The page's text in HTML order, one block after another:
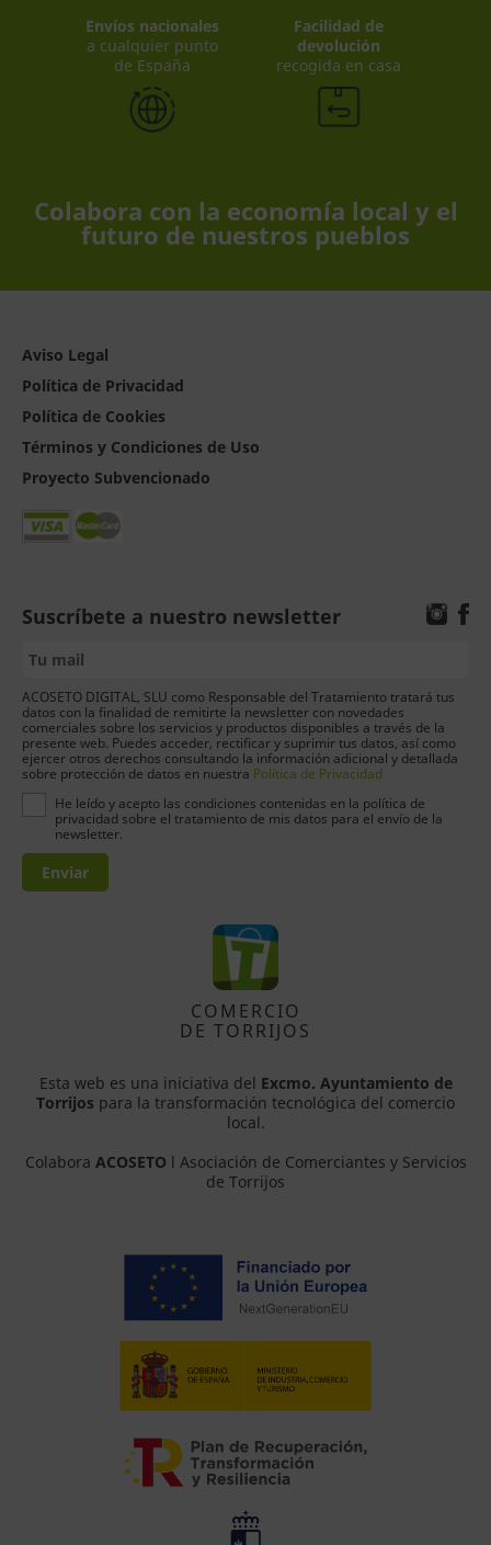
Envíos nacionales
a cualquier punto
de España
Facilidad de
devolución
recogida en casa
Colabora con la economía local y el
futuro de nuestros pueblos
Aviso Legal
Política de Privacidad
Política de Cookies
Términos y Condiciones de Uso
Proyecto Subvencionado
Suscríbete a nuestro newsletter
ACOSETO DIGITAL, SLU como Responsable del Tratamiento tratará tus
datos con la finalidad de remitirte la newsletter con novedades
comerciales sobre los servicios y productos disponibles a través de la
presente web. Puedes acceder, rectificar y suprimir tus datos, así como
ejercer otros derechos consultando la información adicional y detallada
sobre protección de datos en nuestra Política de Privacidad
He leído y acepto las condiciones contenidas en la política de
privacidad sobre el tratamiento de mis datos para el envío de la
newsletter.
Enviar
COMERCIO
DE TORRIJOS
Esta web es una iniciativa del Excmo. Ayuntamiento de
Torrijos para la transformación tecnológica del comercio
local.
Colabora ACOSETO l Asociación de Comerciantes y Servicios
de Torrijos